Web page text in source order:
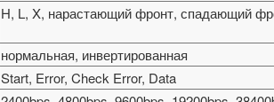
H, L, X, нарастающий фронт, спадающий
нормальная, инвертированная
Start, Error, Check Error, Data